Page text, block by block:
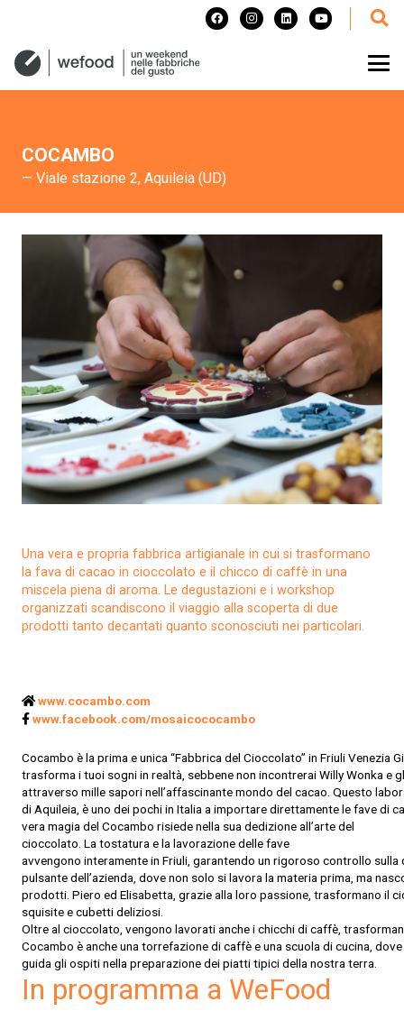
COCAMBO
— Viale stazione 2, Aquileia (UD)
Una vera e propria fabbrica artigianale in cui si trasformano
la fava di cacao in cioccolato e il chicco di caffè in una
miscela piena di aroma. Le degustazioni e i workshop
organizzati scandiscono il viaggio alla scoperta di due
prodotti tanto decantati quanto sconosciuti nei particolari.
www.cocambo.com
www.facebook.com/mosaicococambo
Cocambo èlaprima e unica“Fabbrica del Cioccolato” in Friuli Venezia
trasforma i tuoi sogni in realtà, sebbene non incontrerai Willy Wonka e
attraverso mille sapori nell’affascinante mondo del cacao. Questo
di Aquileia, è uno dei pochi in Italia a importare direttamente le fave di
vera magia del Cocambo risiede nella sua dedizione all’arte del
cioccolato. La tostatura e la lavorazione delle fave
avvengono interamente in Friuli, garantendo un rigoroso controllo sulla
pulsante dell’azienda, dove non solo si lavora la materia prima, ma
prodotti. Piero ed Elisabetta, grazie alla loro passione, trasformano il
squisite e cubetti deliziosi.
Oltre al cioccolato, vengono lavorati anche i chicchi di caffè,
Cocambo è anche una torrefazione di caffè e una scuola di cucina, dove
guida gli ospiti nellapreparazione dei piatti tipici della nostra terra.
In programma a WeFood